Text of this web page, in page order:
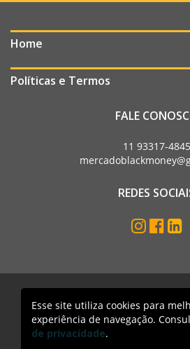
Home
Políticas e Termos
FALE
11 93317-4845
REDES
Mercado Black Money. Todos os
Acesso
Esse site utiliza cookies para
experiência de navegação.
de privacidade.